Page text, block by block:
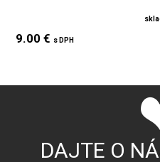
9.00 € s DPH
DAJTE O